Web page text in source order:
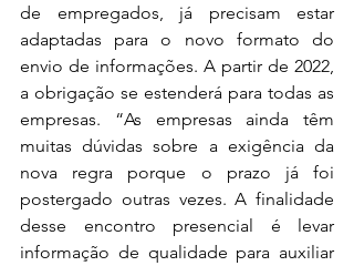
de empregados, já precisam estar
adaptadas para o novo formato do
envio de informações. A partir de 2022,
a obrigação se estenderá para todas as
empresas. “As empresas ainda têm
muitas dúvidas sobre a exigência da
nova regra porque o prazo já foi
postergado outras vezes. A finalidade
desse encontro presencial é levar
informação de qualidade para auxiliar